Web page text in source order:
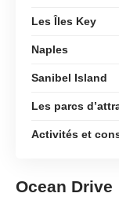
Les Îles Key
Naples
Sanibel Island
Les parcs
Activités et
Ocean Drive